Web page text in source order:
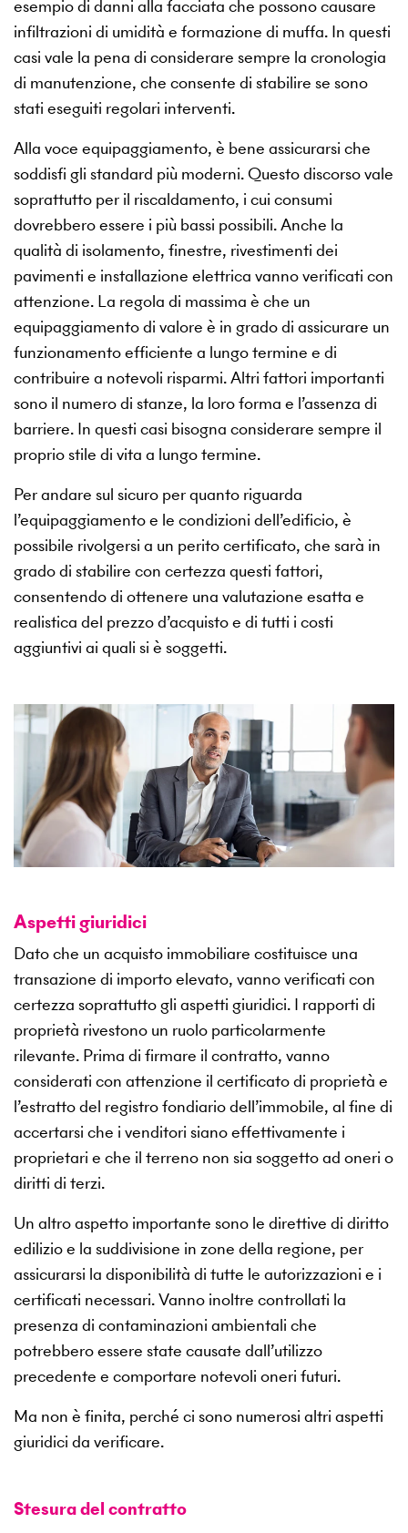
esempio di danni alla facciata che possono causare
infiltrazioni di umidità e formazione di muffa. In questi
casi vale la pena di considerare sempre la cronologia
di manutenzione, che consente di stabilire se sono
stati eseguiti regolari interventi.
Alla voce equipaggiamento, è bene assicurarsi che
soddisfi gli standard più moderni. Questo discorso vale
soprattutto per il riscaldamento, i cui consumi
dovrebbero essere i più bassi possibili. Anche la
qualità di isolamento, finestre, rivestimenti dei
pavimenti e installazione elettrica vanno verificati con
attenzione. La regola di massima è che un
equipaggiamento di valore è in grado di assicurare un
funzionamento efficiente a lungo termine e di
contribuire a notevoli risparmi. Altri fattori importanti
sono il numero di stanze, la loro forma e l’assenza di
barriere. In questi casi bisogna considerare sempre il
proprio stile di vita a lungo termine.
Per andare sul sicuro per quanto riguarda
l’equipaggiamento e le condizioni dell’edificio, è
possibile rivolgersi a un perito certificato, che sarà in
grado di stabilire con certezza questi fattori,
consentendo di ottenere una valutazione esatta e
realistica del prezzo d’acquisto e di tutti i costi
aggiuntivi ai quali si è soggetti.
Aspetti giuridici
Dato che un acquisto immobiliare costituisce una
transazione di importo elevato, vanno verificati con
certezza soprattutto gli aspetti giuridici. I rapporti di
proprietà rivestono un ruolo particolarmente
rilevante. Prima di firmare il contratto, vanno
considerati con attenzione il certificato di proprietà e
l’estratto del registro fondiario dell’immobile, al fine di
accertarsi che i venditori siano effettivamente i
proprietari e che il terreno non sia soggetto ad oneri o
diritti di terzi.
Un altro aspetto importante sono le direttive di diritto
edilizio e la suddivisione in zone della regione, per
assicurarsi la disponibilità di tutte le autorizzazioni e i
certificati necessari. Vanno inoltre controllati la
presenza di contaminazioni ambientali che
potrebbero essere state causate dall’utilizzo
precedente e comportare notevoli oneri futuri.
Ma non è finita, perché ci sono numerosi altri aspetti
giuridici da verificare.
Stesura del contratto